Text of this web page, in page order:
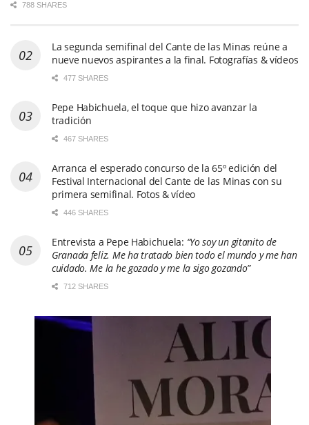
788 SHARES
La segunda semifinal del Cante de las Minas reúne a
nueve nuevos aspirantes a la final. Fotografías & vídeos
477 SHARES
Pepe Habichuela, el toque que hizo avanzar la
tradición
467 SHARES
Arranca el esperado concurso de la 65º edición del
Festival Internacional del Cante de las Minas con su
primera semifinal. Fotos & vídeo
446 SHARES
Entrevista a Pepe Habichuela: “Yo soy un gitanito de
Granada feliz. Me ha tratado bien todo el mundo y me han
cuidado. Me la he gozado y me la sigo gozando”
712 SHARES